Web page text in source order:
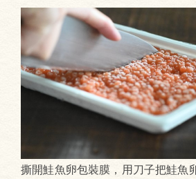
撕開鮭魚卵包裝膜，用刀子把鮭魚